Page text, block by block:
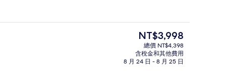
景點
目
前
的
價
NT$3,998
總價 NT$4,398
含稅金和其他費用
8 月 24 日 - 8 月 25 日